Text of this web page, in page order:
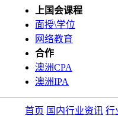
上国会课程
面授\学位
网络教育
合作
澳洲CPA
澳洲IPA
首页 国内行业资讯 行